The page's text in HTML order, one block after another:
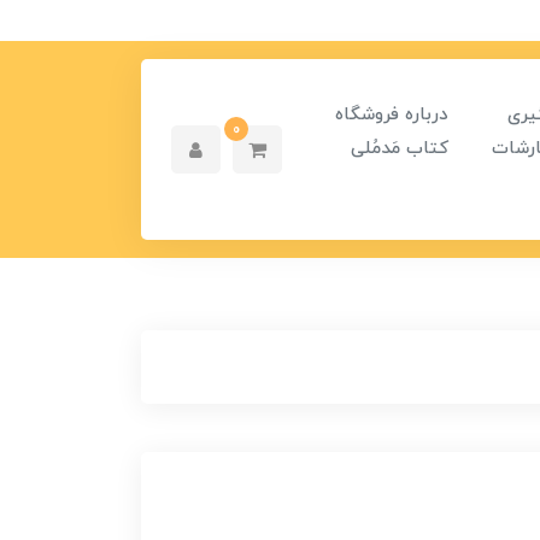
درباره فروشگاه
کتاب مَدمُلی
0